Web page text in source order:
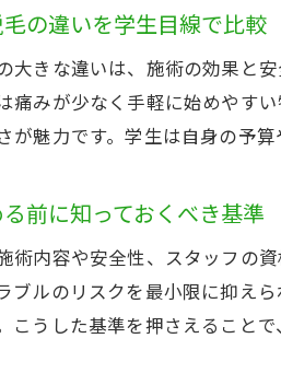
肌ト
の違いを学生目線で比較
大きな違いは、施術の効果と
痛みが少なく手軽に始めやす
が魅力です。学生は自身の予
前に知っておくべき基準
術内容や安全性、スタッフの
ブルのリスクを最小限に抑え
こうした基準を押さえることで